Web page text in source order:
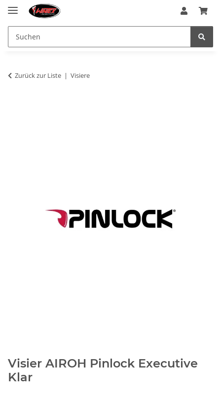
Zurück zur Liste Visiere
Visier AIROH Pinlock Executive
Klar